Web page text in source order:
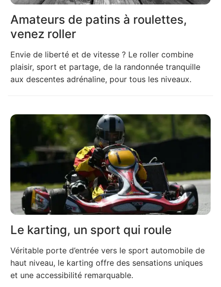
Amateurs de patins à roulettes,
venez roller
Envie de liberté et de vitesse ? Le roller combine
plaisir, sport et partage, de la randonnée tranquille
aux descentes adrénaline, pour tous les niveaux.
Le karting, un sport qui roule
Véritable porte d’entrée vers le sport automobile de
haut niveau, le karting offre des sensations uniques
et une accessibilité remarquable.